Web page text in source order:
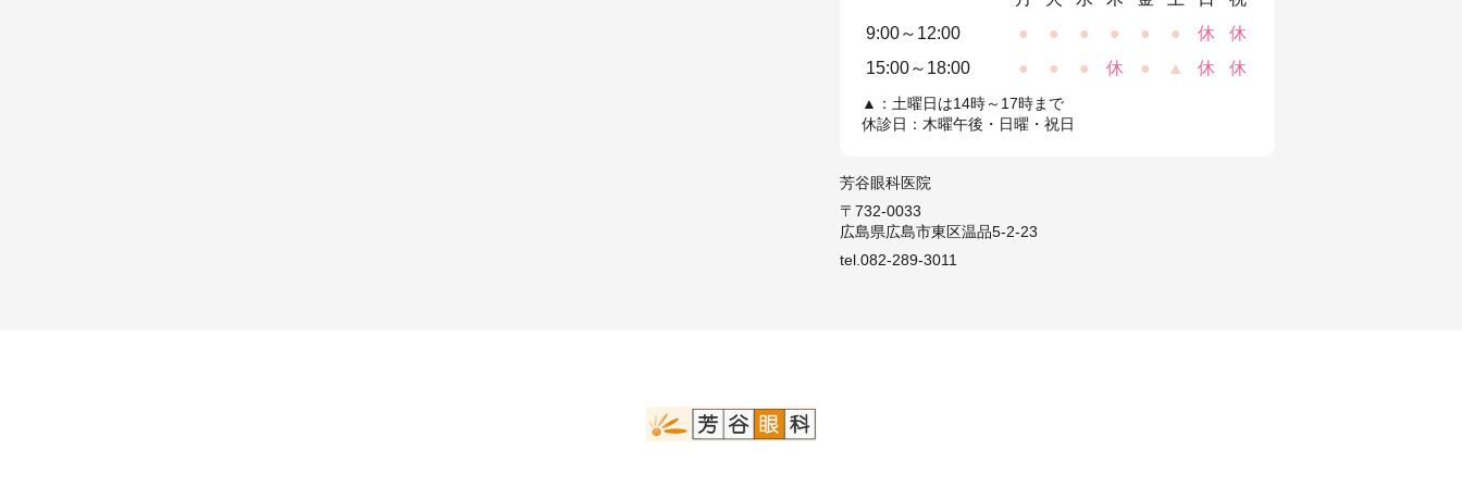
9:00～12:00
● ● ● ● ● ● 休
休
15:00～18:00
● ● ● 休 ● ▲ 休 休
▲：土曜日は14時～17時まで
休診日：木曜午後・日曜・祝日
芳谷眼科医院
〒732-0033
広島県広島市東区温品5-2-23
tel.082-289-3011